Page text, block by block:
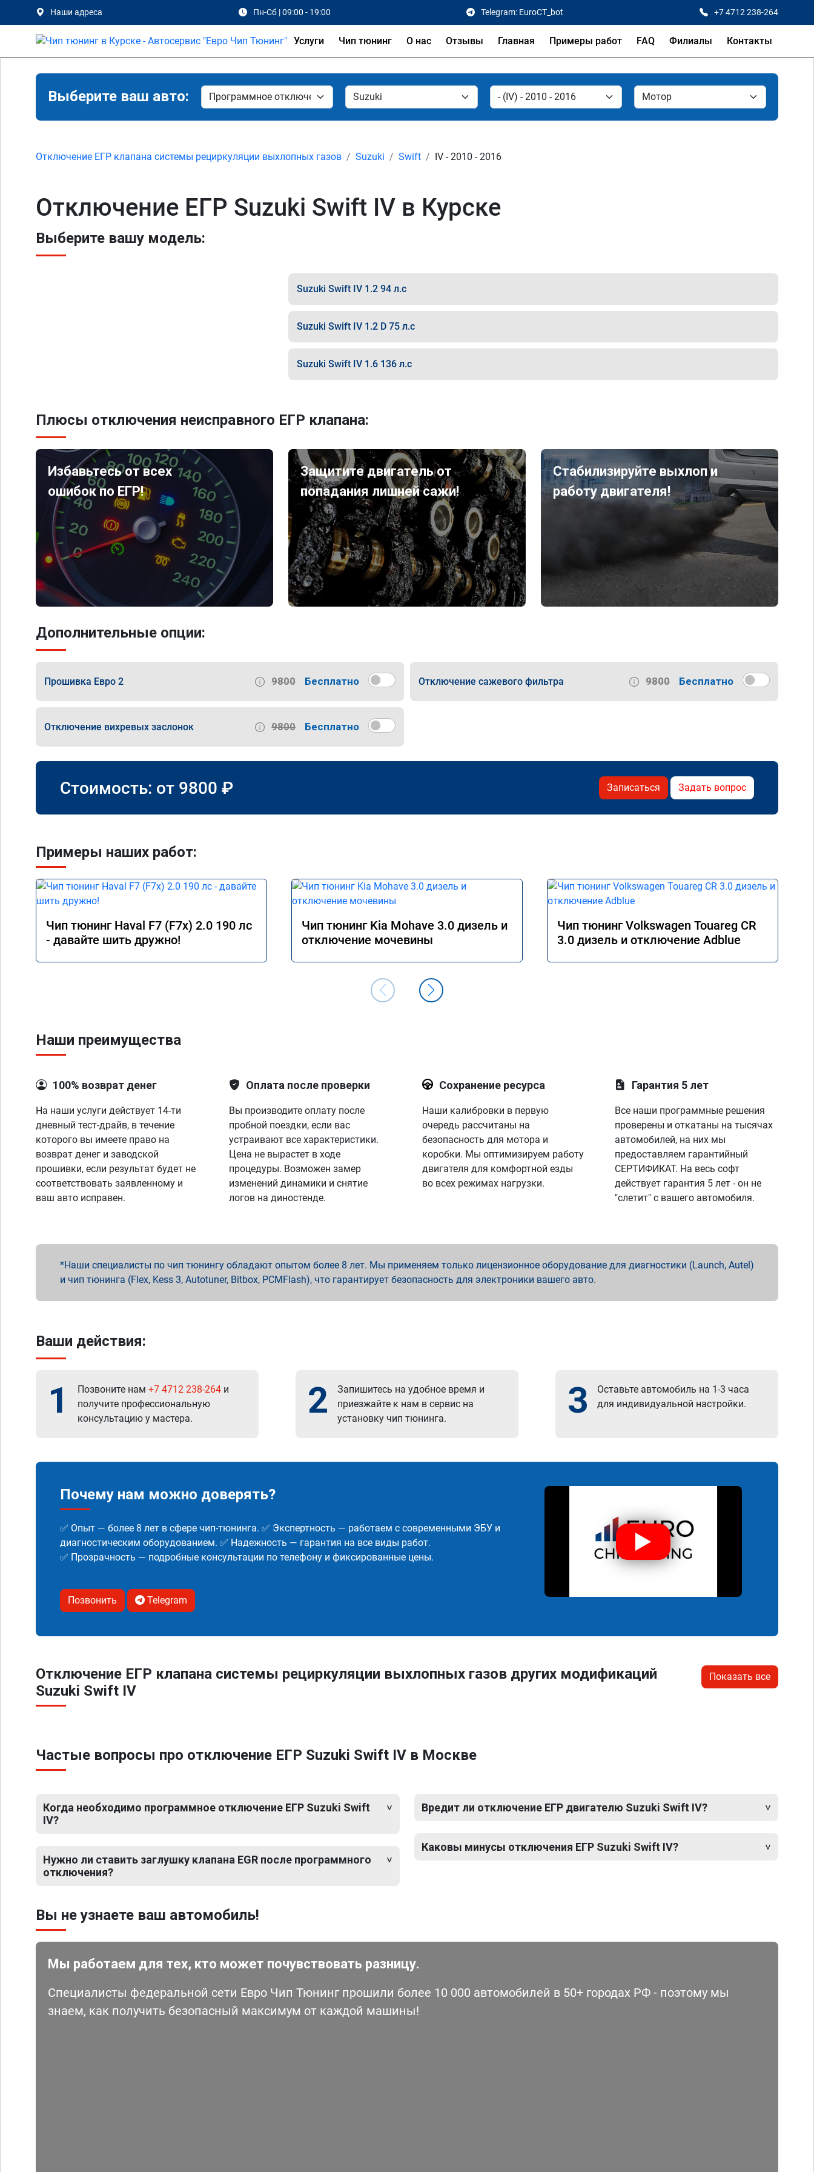
Наши адреса Пн-Сб | 09:00 - 19:00 Telegram: EuroCT_bot +7 4712 238-264
Услуги Чип тюнинг О нас Отзывы Главная Примеры работ FAQ Филиалы Контакты
Выберите ваш авто:
Отключение ЕГР клапана системы рециркуляции выхлопных газов Suzuki Swift IV - 2010 - 2016
Отключение ЕГР Suzuki Swift IV в Курске
Выберите вашу модель:
Suzuki Swift IV 1.2 94 л.с
Suzuki Swift IV 1.2 D 75 л.с
Suzuki Swift IV 1.6 136 л.с
Плюсы отключения неисправного ЕГР клапана:
Избавьтесь от всех
ошибок по ЕГР!
Защитите двигатель от
попадания лишней сажи!
Стабилизируйте выхлоп и
работу двигателя!
Дополнительные опции:
Прошивка Евро 2 9800 Бесплатно Отключение сажевого фильтра 9800 Бесплатно
Отключение вихревых заслонок 9800 Бесплатно
Стоимость: от 9800 ₽ Записаться Задать вопрос
Примеры наших работ:
Чип тюнинг Haval F7 (F7x) 2.0 190 лс
- давайте шить дружно!
Чип тюнинг Kia Mohave 3.0 дизель и
отключение мочевины
Чип тюнинг Volkswagen Touareg CR
3.0 дизель и отключение Adblue
Наши преимущества
100% возврат денег
На наши услуги действует 14-ти
дневный тест-драйв, в течение
которого вы имеете право на
возврат денег и заводской
прошивки, если результат будет не
соответствовать заявленному и
ваш авто исправен.
Оплата после проверки
Вы производите оплату после
пробной поездки, если вас
устраивают все характеристики.
Цена не вырастет в ходе
процедуры. Возможен замер
изменений динамики и снятие
логов на диностенде.
Сохранение ресурса
Наши калибровки в первую
очередь рассчитаны на
безопасность для мотора и
коробки. Мы оптимизируем работу
двигателя для комфортной езды
во всех режимах нагрузки.
Гарантия 5 лет
Все наши программные решения
проверены и откатаны на тысячах
автомобилей, на них мы
предоставляем гарантийный
СЕРТИФИКАТ. На весь софт
действует гарантия 5 лет - он не
"слетит" с вашего автомобиля.
Наши специалисты по чип тюнингу обладают опытом более 8 лет. Мы применяем только лицензионное оборудование для диагностики (Launch, Autel)
и чип тюнинга (Flex, Kess 3, Autotuner, Bitbox, PCMFlash), что гарантирует безопасность для электроники вашего авто.
Ваши действия:
1 Позвоните нам +7 4712 238-264 и
получите профессиональную
консультацию у мастера.
2
Запишитесь на удобное время и
приезжайте к нам в сервис на
установку чип тюнинга.
3
Оставьте автомобиль на 1-3 часа
для индивидуальной настройки.
Почему нам можно доверять?
✅ Опыт — более 8 лет в сфере чип-тюнинга. ✅ Экспертность — работаем с современными ЭБУ и
диагностическим оборудованием. ✅ Надежность — гарантия на все виды работ.
✅ Прозрачность — подробные консультации по телефону и фиксированные цены.
Позвонить Telegram
Отключение ЕГР клапана системы рециркуляции выхлопных газов других модификаций
Suzuki Swift IV
Показать все
Частые вопросы про отключение ЕГР Suzuki Swift IV в Москве
Когда необходимо программное отключение ЕГР Suzuki Swift
IV?
Нужно ли ставить заглушку клапана EGR после программного
отключения?
Вредит ли отключение ЕГР двигателю Suzuki Swift IV?
Каковы минусы отключения ЕГР Suzuki Swift IV?
Вы не узнаете ваш автомобиль!
Мы работаем для тех, кто может почувствовать разницу.
Специалисты федеральной сети Евро Чип Тюнинг прошили более 10 000 автомобилей в 50+ городах РФ - поэтому мы
знаем, как получить безопасный максимум от каждой машины!